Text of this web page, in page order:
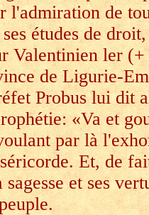
l'admiration de
études de
Valentinien ler
de Ligurie-
Probus lui dit
«Va et
par là
Et, de
et ses